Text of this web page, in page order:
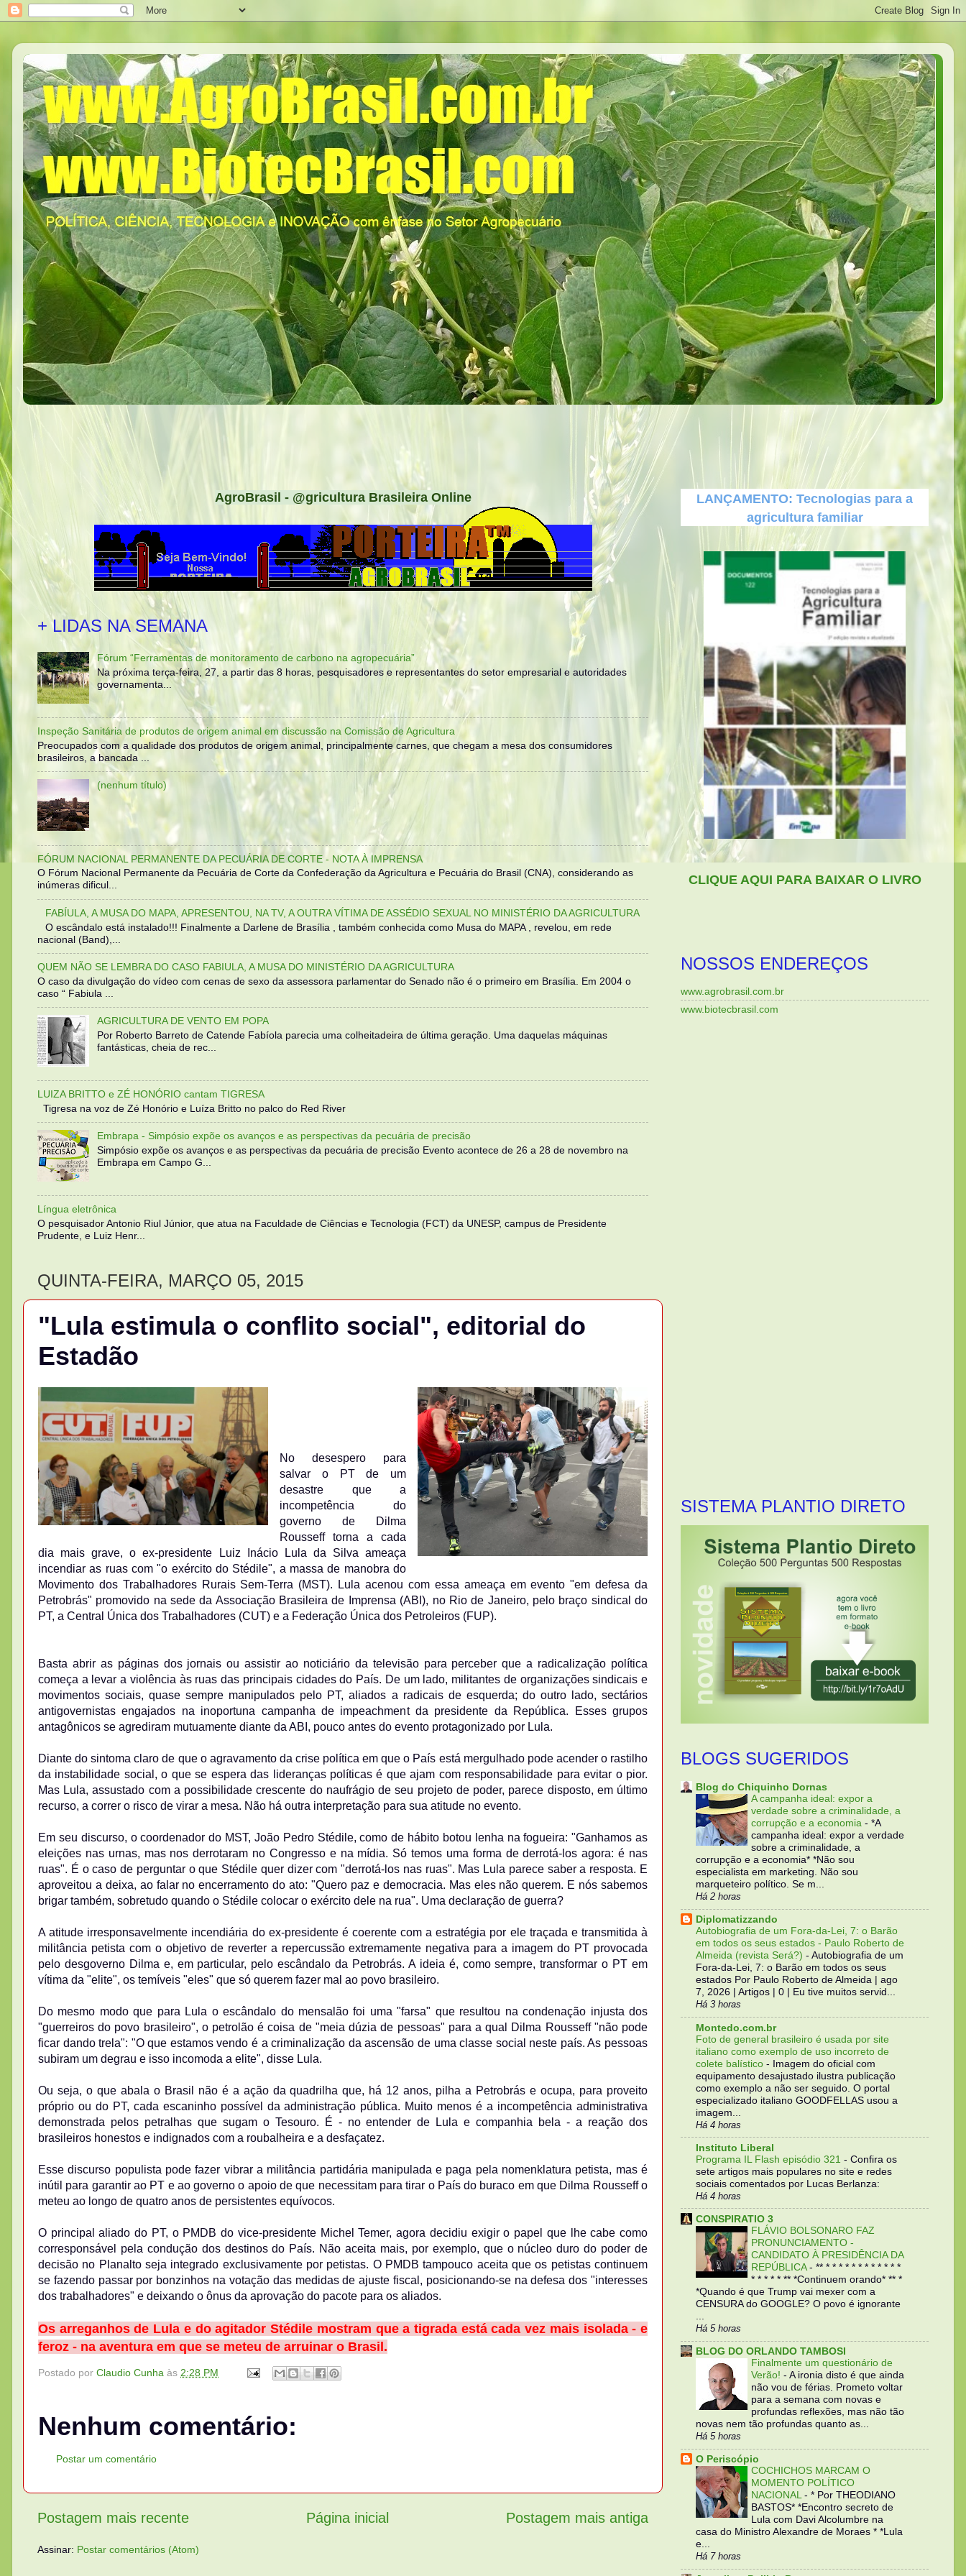
AgroBrasil - @gricultura Brasileira Online
+ LIDAS NA SEMANA
Fórum “Ferramentas de monitoramento de carbono na agropecuária”
Na próxima terça-feira, 27, a partir das 8 horas, pesquisadores e representantes do setor empresarial e autoridades
governamenta...
Inspeção Sanitária de produtos de origem animal em discussão na Comissão de Agricultura
Preocupados com a qualidade dos produtos de origem animal, principalmente carnes, que chegam a mesa dos consumidores
brasileiros, a bancada ...
(nenhum título)
FÓRUM NACIONAL PERMANENTE DA PECUÁRIA DE CORTE - NOTA À IMPRENSA
O Fórum Nacional Permanente da Pecuária de Corte da Confederação da Agricultura e Pecuária do Brasil (CNA), considerando as
inúmeras dificul...
FABÍULA, A MUSA DO MAPA, APRESENTOU, NA TV, A OUTRA VÍTIMA DE ASSÉDIO SEXUAL NO MINISTÉRIO DA AGRICULTURA
O escândalo está instalado!!! Finalmente a Darlene de Brasília , também conhecida como Musa do MAPA , revelou, em rede
nacional (Band),...
QUEM NÃO SE LEMBRA DO CASO FABIULA, A MUSA DO MINISTÉRIO DA AGRICULTURA
O caso da divulgação do vídeo com cenas de sexo da assessora parlamentar do Senado não é o primeiro em Brasília. Em 2004 o
caso “ Fabiula ...
AGRICULTURA DE VENTO EM POPA
Por Roberto Barreto de Catende Fabíola parecia uma colheitadeira de última geração. Uma daquelas máquinas
fantásticas, cheia de rec...
LUIZA BRITTO e ZÉ HONÓRIO cantam TIGRESA
Tigresa na voz de Zé Honório e Luíza Britto no palco do Red River
Embrapa - Simpósio expõe os avanços e as perspectivas da pecuária de precisão
Simpósio expõe os avanços e as perspectivas da pecuária de precisão Evento acontece de 26 a 28 de novembro na
Embrapa em Campo G...
Língua eletrônica
O pesquisador Antonio Riul Júnior, que atua na Faculdade de Ciências e Tecnologia (FCT) da UNESP, campus de Presidente
Prudente, e Luiz Henr...
QUINTA-FEIRA, MARÇO 05, 2015
"Lula estimula o conflito social", editorial do
Estadão
No desespero para
salvar o PT de um
desastre que a
incompetência do
governo de Dilma
Rousseff torna a cada
dia mais grave, o ex-presidente Luiz Inácio Lula da Silva ameaça
incendiar as ruas com "o exército do Stédile", a massa de manobra do
Movimento dos Trabalhadores Rurais Sem-Terra (MST). Lula acenou com essa ameaça em evento "em defesa da
Petrobrás" promovido na sede da Associação Brasileira de Imprensa (ABI), no Rio de Janeiro, pelo braço sindical do
PT, a Central Única dos Trabalhadores (CUT) e a Federação Única dos Petroleiros (FUP).
Basta abrir as páginas dos jornais ou assistir ao noticiário da televisão para perceber que a radicalização política
começa a levar a violência às ruas das principais cidades do País. De um lado, militantes de organizações sindicais e
movimentos sociais, quase sempre manipulados pelo PT, aliados a radicais de esquerda; do outro lado, sectários
antigovernistas engajados na inoportuna campanha de impeachment da presidente da República. Esses grupos
antagônicos se agrediram mutuamente diante da ABI, pouco antes do evento protagonizado por Lula.
Diante do sintoma claro de que o agravamento da crise política em que o País está mergulhado pode acender o rastilho
da instabilidade social, o que se espera das lideranças políticas é que ajam com responsabilidade para evitar o pior.
Mas Lula, assustado com a possibilidade crescente do naufrágio de seu projeto de poder, parece disposto, em último
recurso, a correr o risco de virar a mesa. Não há outra interpretação para sua atitude no evento.
Em seu discurso, o coordenador do MST, João Pedro Stédile, como de hábito botou lenha na fogueira: "Ganhamos as
eleições nas urnas, mas nos derrotaram no Congresso e na mídia. Só temos uma forma de derrotá-los agora: é nas
ruas". É o caso de perguntar o que Stédile quer dizer com "derrotá-los nas ruas". Mas Lula parece saber a resposta. E
aproveitou a deixa, ao falar no encerramento do ato: "Quero paz e democracia. Mas eles não querem. E nós sabemos
brigar também, sobretudo quando o Stédile colocar o exército dele na rua". Uma declaração de guerra?
A atitude irresponsavelmente incendiária do ex-presidente é coerente com a estratégia por ele traçada e transmitida à
militância petista com o objetivo de reverter a repercussão extremamente negativa para a imagem do PT provocada
pelo desgoverno Dilma e, em particular, pelo escândalo da Petrobrás. A ideia é, como sempre, transformar o PT em
vítima da "elite", os temíveis "eles" que só querem fazer mal ao povo brasileiro.
Do mesmo modo que para Lula o escândalo do mensalão foi uma "farsa" que resultou na condenação injusta dos
"guerreiros do povo brasileiro", o petrolão é coisa de "meia dúzia de pessoas" para a qual Dilma Rousseff "não pode
ficar dando trela": "O que estamos vendo é a criminalização da ascensão de uma classe social neste país. As pessoas
subiram um degrau e isso incomoda a elite", disse Lula.
Ou seja, o que abala o Brasil não é a ação da quadrilha que, há 12 anos, pilha a Petrobrás e ocupa, para proveito
próprio ou do PT, cada escaninho possível da administração pública. Muito menos é a incompetência administrativa
demonstrada pelos petralhas que sugam o Tesouro. É - no entender de Lula e companhia bela - a reação dos
brasileiros honestos e indignados com a roubalheira e a desfaçatez.
Esse discurso populista pode fazer vibrar a militância partidária manipulada e paga pela nomenklatura petista, mas é
inútil para garantir ao PT e ao governo o apoio de que necessitam para tirar o País do buraco em que Dilma Rousseff o
meteu ao longo de quatro anos de persistentes equívocos.
O principal aliado do PT, o PMDB do vice-presidente Michel Temer, agora decidiu exigir o papel que lhe cabe como
corresponsável pela condução dos destinos do País. Não aceita mais, por exemplo, que o núcleo duro do poder de
decisão no Planalto seja integrado exclusivamente por petistas. O PMDB tampouco aceita que os petistas continuem
se fazendo passar por bonzinhos na votação das medidas de ajuste fiscal, posicionando-se na defesa dos "interesses
dos trabalhadores" e deixando o ônus da aprovação do pacote para os aliados.
Os arreganhos de Lula e do agitador Stédile mostram que a tigrada está cada vez mais isolada - e
feroz - na aventura em que se meteu de arruinar o Brasil.
Postado por Claudio Cunha às 2:28 PM
Nenhum comentário:
Postar um comentário
Postagem mais recente Postagem mais antiga
Página inicial
Assinar: Postar comentários (Atom)
LANÇAMENTO: Tecnologias para a
agricultura familiar
CLIQUE AQUI PARA BAIXAR O LIVRO
NOSSOS ENDEREÇOS
www.agrobrasil.com.br
www.biotecbrasil.com
SISTEMA PLANTIO DIRETO
BLOGS SUGERIDOS
Blog do Chiquinho Dornas
A campanha ideal: expor a
verdade sobre a criminalidade, a
corrupção e a economia - *A
campanha ideal: expor a verdade
sobre a criminalidade, a
corrupção e a economia* *Não sou
especialista em marketing. Não sou
marqueteiro político. Se m...
Há 2 horas
Diplomatizzando
Autobiografia de um Fora-da-Lei, 7: o Barão
em todos os seus estados - Paulo Roberto de
Almeida (revista Será?) - Autobiografia de um
Fora-da-Lei, 7: o Barão em todos os seus
estados Por Paulo Roberto de Almeida | ago
7, 2026 | Artigos | 0 | Eu tive muitos servid...
Há 3 horas
Montedo.com.br
Foto de general brasileiro é usada por site
italiano como exemplo de uso incorreto de
colete balístico - Imagem do oficial com
equipamento desajustado ilustra publicação
como exemplo a não ser seguido. O portal
especializado italiano GOODFELLAS usou a
imagem...
Há 4 horas
Instituto Liberal
Programa IL Flash episódio 321 - Confira os
sete artigos mais populares no site e redes
sociais comentados por Lucas Berlanza:
Há 4 horas
CONSPIRATIO 3
FLÁVIO BOLSONARO FAZ
PRONUNCIAMENTO -
CANDIDATO À PRESIDÊNCIA DA
REPÚBLICA - ** * * * * * * * * * * * *
* * * * * ** *Continuem orando* ** *
*Quando é que Trump vai mexer com a
CENSURA do GOOGLE? O povo é ignorante
Há 5 horas
BLOG DO ORLANDO TAMBOSI
Finalmente um questionário de
Verão! - A ironia disto é que ainda
não vou de férias. Prometo voltar
para a semana com novas e
profundas reflexões, mas não tão
novas nem tão profundas quanto as...
Há 5 horas
O Periscópio
COCHICHOS MARCAM O
MOMENTO POLÍTICO
NACIONAL - * Por THEODIANO
BASTOS* *Encontro secreto de
Lula com Davi Alcolumbre na
casa do Ministro Alexandre de Moraes * *Lula
e...
Há 7 horas